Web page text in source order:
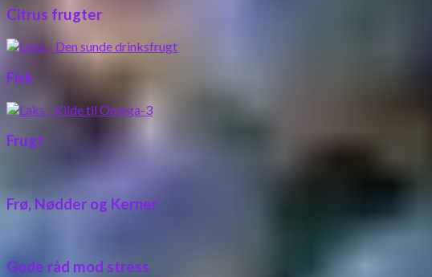
Citrus frugter
Fisk
Frugt
Frø, Nødder og Kerner
Gode råd mod stress